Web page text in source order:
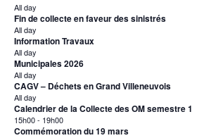
All day
Fin de collecte en faveur des sinistrés
All day
Information Travaux
All day
Municipales 2026
All day
CAGV – Déchets en Grand Villeneuvois
All day
Calendrier de la Collecte des OM semestre 1
15h00- 19h00
Commémoration du 19 mars